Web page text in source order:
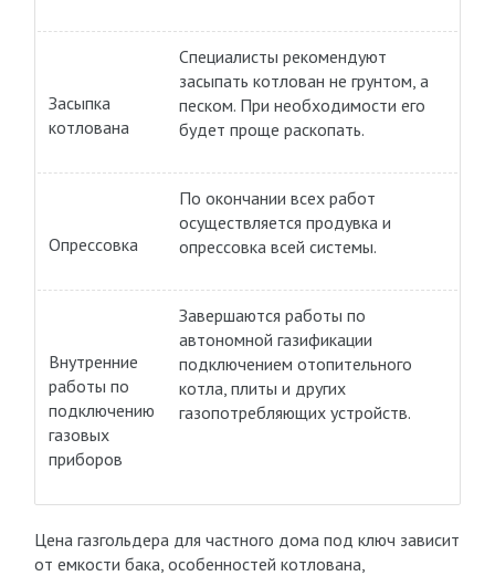
Засыпка
котлована
Специалисты рекомендуют
засыпать котлован не грунтом, а
песком. При необходимости его
будет проще раскопать.
Опрессовка
По окончании всех работ
осуществляется продувка и
опрессовка всей системы.
Внутренние
работы по
подключению
газовых
приборов
Завершаются работы по
автономной газификации
подключением отопительного
котла, плиты и других
газопотребляющих устройств.
Цена газгольдера для частного дома под ключ зависит
от емкости бака, особенностей котлована,